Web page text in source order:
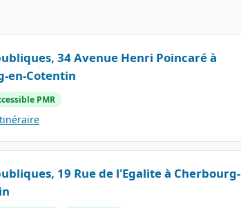
34 Avenue Henri Poincaré à
en-Cotentin
PMR
19 Rue de l'Egalite à Cherbourg-